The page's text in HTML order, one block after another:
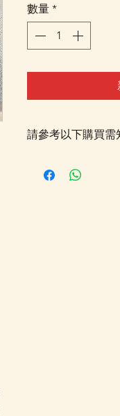
數量 *
請參考以下購買需
採購及空運到香